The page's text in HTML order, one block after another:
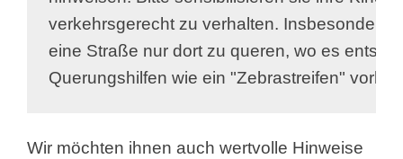
verkehrsgerecht zu verhalten. Insbesondere
eine Straße nur dort zu queren, wo es
Querungshilfen wie ein "Zebrastreifen"
Wir möchten ihnen auch wertvolle Hinweise